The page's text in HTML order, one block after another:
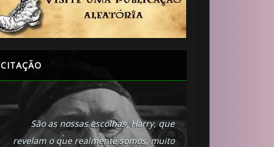
CITAÇÃO
São as nossas escolhas, Harry, que
revelam o que realmente somos, muito